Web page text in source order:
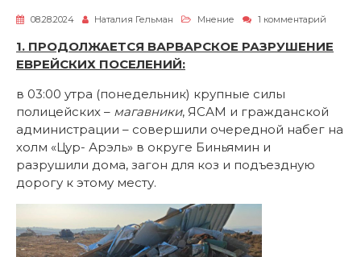
08.28.2024 Наталия Гельман Мнение 1 комментарий
ТРЕТЬЕ
в
ЧЕМ
1. ПРОДОЛЖАЕТСЯ ВАРВАРСКОЕ РАЗРУШЕНИЕ
ЕВРЕЙСКИХ ПОСЕЛЕНИЙ:
в 03:00 утра (понедельник) крупные силы
полицейских – магавники, ЯСАМ и гражданской
администрации – совершили очередной набег на
холм «Цур- Арэль» в округе Биньямин и
разрушили дома, загон для коз и подъездную
дорогу к этому месту.